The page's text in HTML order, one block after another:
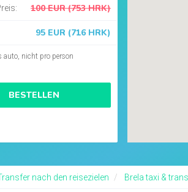
100 EUR (753 HRK)
95 EUR (716 HRK)
auto, nicht pro person
BESTELLEN
nach den reisezielen Brela taxi &